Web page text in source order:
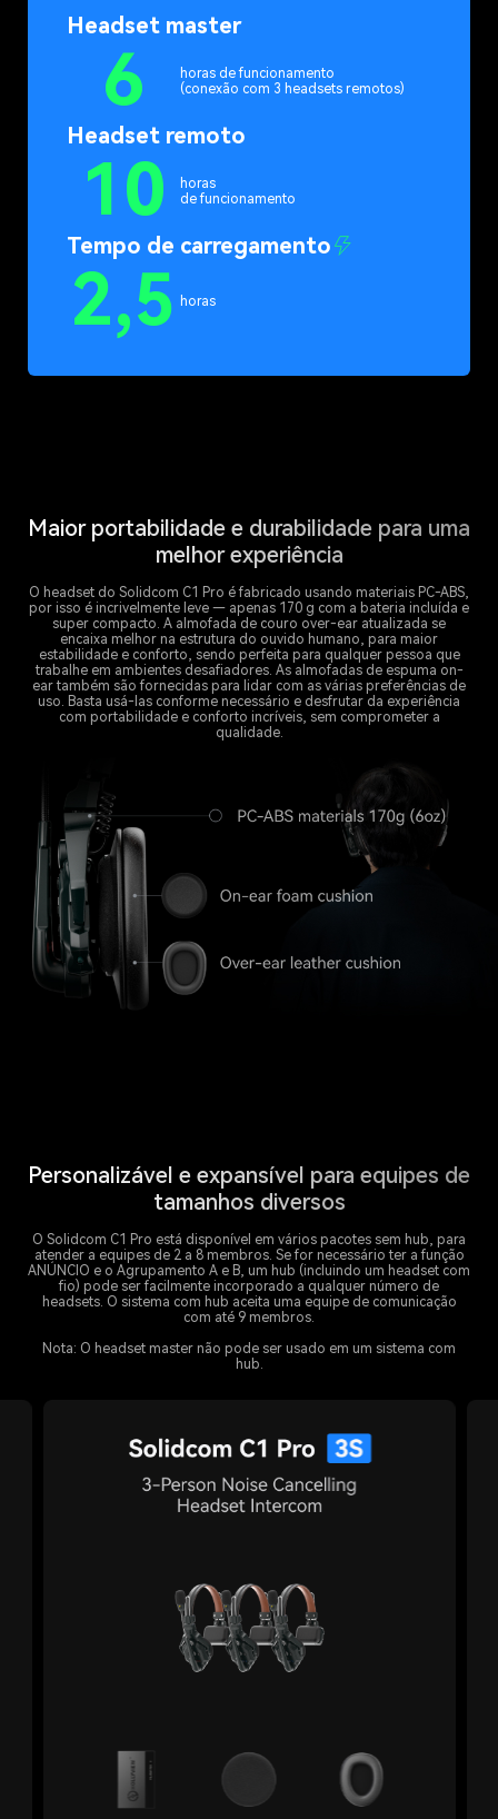
Headset master
6
horas de funcionamento
(conexão com 3 headsets remotos)
Headset remoto
10
horas
de funcionamento
Tempo de carregamento
2,5 horas
Maior portabilidade e durabilidade para uma
melhor experiência
O headset do Solidcom C1 Pro é fabricado usando materiais PC-ABS,
por isso é incrivelmente leve — apenas 170 g com a bateria incluída e
super compacto. A almofada de couro over-ear atualizada se
encaixa melhor na estrutura do ouvido humano, para maior
estabilidade e conforto, sendo perfeita para qualquer pessoa que
trabalhe em ambientes desafiadores. As almofadas de espuma on-
ear também são fornecidas para lidar com as várias preferências de
uso. Basta usá-las conforme necessário e desfrutar da experiência
com portabilidade e conforto incríveis, sem comprometer a
qualidade.
Personalizável e expansível para equipes de
tamanhos diversos
O Solidcom C1 Pro está disponível em vários pacotes sem hub, para
atender a equipes de 2 a 8 membros. Se for necessário ter a função
ANÚNCIO e o Agrupamento A e B, um hub (incluindo um headset com
fio) pode ser facilmente incorporado a qualquer número de
headsets. O sistema com hub aceita uma equipe de comunicação
com até 9 membros.
Nota: O headset master não pode ser usado em um sistema com
hub.